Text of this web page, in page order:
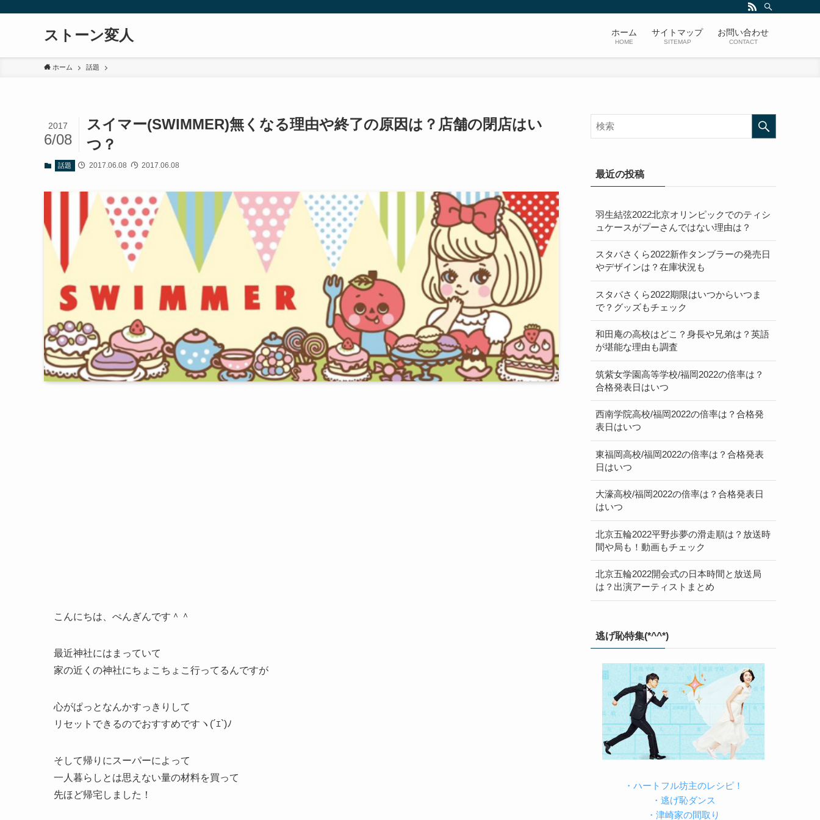
ストーン変人 ホーム
HOME
サイトマップ
SITEMAP
お問い合わせ
CONTACT
ホーム 話題
スイマー(SWIMMER)無くなる理由や終了の原因は？店舗の閉店はい
つ？
2017
6/08
話題 2017.06.08 2017.06.08
こんにちは、ぺんぎんです＾＾
最近神社にはまっていて
家の近くの神社にちょこちょこ行ってるんですが
心がぱっとなんかすっきりして
リセットできるのでおすすめですヽ(´ｴ`)ﾉ
そして帰りにスーパーによって
一人暮らしとは思えない量の材料を買って
先ほど帰宅しました！
最近の投稿
羽生結弦2022北京オリンピックでのティシ
ュケースがプーさんではない理由は？
スタバさくら2022新作タンブラーの発売日
やデザインは？在庫状況も
スタバさくら2022期限はいつからいつま
で？グッズもチェック
和田庵の高校はどこ？身長や兄弟は？英語
が堪能な理由も調査
筑紫女学園高等学校/福岡2022の倍率は？
合格発表日はいつ
西南学院高校/福岡2022の倍率は？合格発
表日はいつ
東福岡高校/福岡2022の倍率は？合格発表
日はいつ
大濠高校/福岡2022の倍率は？合格発表日
はいつ
北京五輪2022平野歩夢の滑走順は？放送時
間や局も！動画もチェック
北京五輪2022開会式の日本時間と放送局
は？出演アーティストまとめ
逃げ恥特集(*^^*)
・ハートフル坊主のレシピ！
・逃げ恥ダンス
・津崎家の間取り